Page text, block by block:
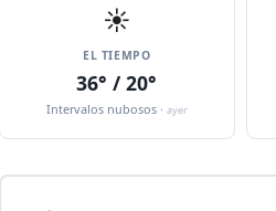
☀️
EL TIEMPO
36° / 20°
Intervalos nubosos · ayer